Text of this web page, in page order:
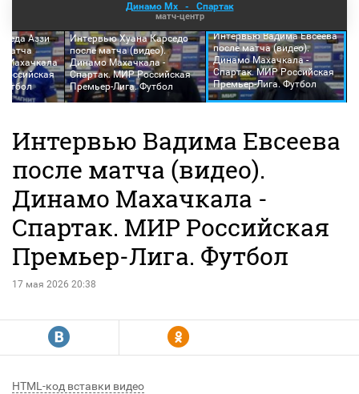
Динамо Мх - Спартак
матч-центр
Аззи
матча
Махачкала
Интервью Хуана Карседо
после матча (видео).
Динамо Махачкала -
Спартак. МИР Российская
Премьер-Лига. Футбол
Интервью Вадима Евсеева
после матча (видео).
Динамо Махачкала -
Спартак. МИР Российская
Премьер-Лига. Футбол
Интервью Вадима Евсеева
после матча (видео).
Динамо Махачкала -
Спартак. МИР Российская
Премьер-Лига. Футбол
17 мая 2026 20:38
R Y
HTML-код вставки видео